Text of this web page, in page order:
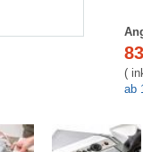
(
ab